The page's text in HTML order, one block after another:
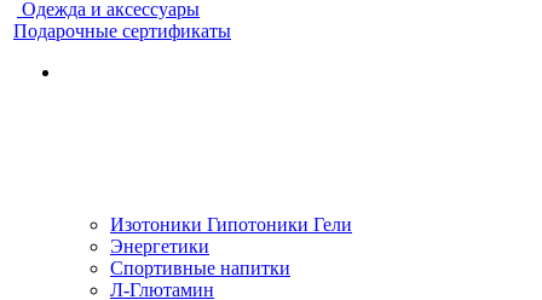
Одежда и аксессуары
Подарочные сертификаты
Изотоники Гипотоники Гели
Энергетики
Спортивные напитки
Л-Глютамин